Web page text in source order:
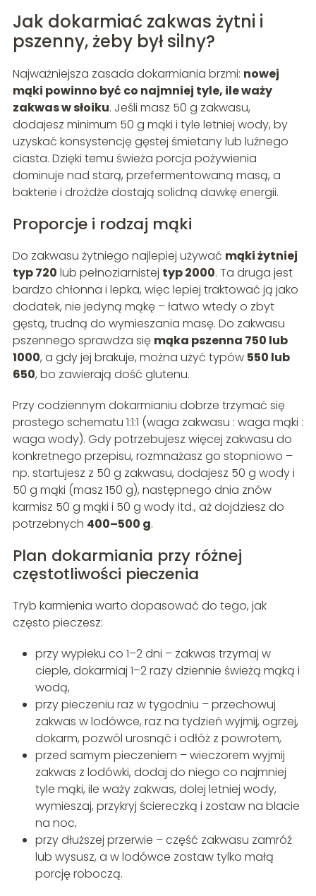
Jak dokarmiać zakwas żytni i
pszenny, żeby był silny?
Najważniejsza zasada dokarmiania brzmi: nowej
mąki powinno być co najmniej tyle, ile waży
zakwas w słoiku. Jeśli masz 50 g zakwasu,
dodajesz minimum 50 g mąki i tyle letniej wody, by
uzyskać konsystencję gęstej śmietany lub luźnego
ciasta. Dzięki temu świeża porcja pożywienia
dominuje nad starą, przefermentowaną masą, a
bakterie i drożdże dostają solidną dawkę energii.
Proporcje i rodzaj mąki
Do zakwasu żytniego najlepiej używać mąki żytniej
typ 720 lub pełnoziarnistej typ 2000. Ta druga jest
bardzo chłonna i lepka, więc lepiej traktować ją jako
dodatek, nie jedyną mąkę – łatwo wtedy o zbyt
gęstą, trudną do wymieszania masę. Do zakwasu
pszennego sprawdza się mąka pszenna 750 lub
1000, a gdy jej brakuje, można użyć typów 550 lub
650, bo zawierają dość glutenu.
Przy codziennym dokarmianiu dobrze trzymać się
prostego schematu 1:1:1 (waga zakwasu : waga mąki :
waga wody). Gdy potrzebujesz więcej zakwasu do
konkretnego przepisu, rozmnażasz go stopniowo –
np. startujesz z 50 g zakwasu, dodajesz 50 g wody i
50 g mąki (masz 150 g), następnego dnia znów
karmisz 50 g mąki i 50 g wody itd., aż dojdziesz do
potrzebnych 400–500 g.
Plan dokarmiania przy różnej
częstotliwości pieczenia
Tryb karmienia warto dopasować do tego, jak
często pieczesz:
przy wypieku co 1–2 dni – zakwas trzymaj w
cieple, dokarmiaj 1–2 razy dziennie świeżą mąką i
wodą,
przy pieczeniu raz w tygodniu – przechowuj
zakwas w lodówce, raz na tydzień wyjmij, ogrzej,
dokarm, pozwól urosnąć i odłóż z powrotem,
przed samym pieczeniem – wieczorem wyjmij
zakwas z lodówki, dodaj do niego co najmniej
tyle mąki, ile waży zakwas, dolej letniej wody,
wymieszaj, przykryj ściereczką i zostaw na blacie
na noc,
przy dłuższej przerwie – część zakwasu zamróź
lub wysusz, a w lodówce zostaw tylko małą
porcję roboczą.